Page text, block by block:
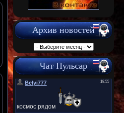
Архив новостей
Чат Пульсар